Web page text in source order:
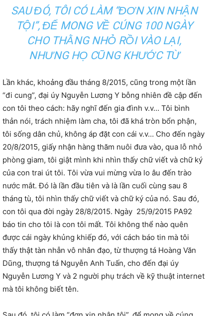
SAU ĐÓ, TÔI CÓ LÀM “ĐƠN XIN NHẬN
TỘI”, ĐỂ MONG VỀ CÚNG 100 NGÀY
CHO THẰNG NHỎ RỒI VÀO LẠI,
NHƯNG HỌ CŨNG KHƯỚC TỪ
Lần khác, khoảng đầu tháng 8/2015, cũng trong một lần
“đi cung”, đại úy Nguyễn Lương Y bỗng nhiên đề cập đến
con tôi theo cách: hãy nghĩ đến gia đình v.v… Tôi bình
thản nói, trách nhiệm làm cha, tôi đã khá tròn bổn phận,
tôi sống dân chủ, không áp đặt con cái v.v… Cho đến ngày
20/8/2015, giấy nhận hàng thăm nuôi đưa vào, qua lỗ nhỏ
phòng giam, tôi giật mình khi nhìn thấy chữ viết và chữ ký
của con trai út tôi. Tôi vừa vui mừng vừa lo âu đến trào
nước mắt. Đó là lần đầu tiên và là lần cuối cùng sau 8
tháng tù, tôi nhìn thấy chữ viết và chữ ký của nó. Sau đó,
con tôi qua đời ngày 28/8/2015. Ngày 25/9/2015 PA92
báo tin cho tôi là con tôi mất. Tôi không thể nào quên
được cái ngày khủng khiếp đó, với cách báo tin mà tôi
thấy thật tàn nhẫn vô nhân đạo, từ thượng tá Hoàng Văn
Dũng, thượng tá Nguyễn Anh Tuấn, cho đến đại úy
Nguyễn Lương Y và 2 người phụ trách về kỹ thuật internet
mà tôi không biết tên.